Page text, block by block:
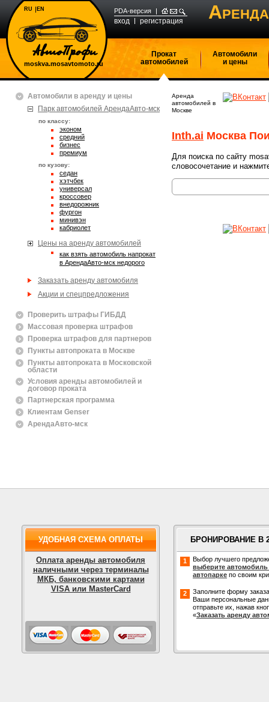
moskva.mosavtomoto.ru
PDA-версия
вход регистрация А
RU EN
Прокат
автомобилей
Автомобили
и цены
Автомобили в аренду и цены
Парк автомобилей АрендаАвто-мск
по классу:
эконом
средний
бизнес
премиум
по кузову:
седан
хэтчбек
универсал
кроссовер
внедорожник
фургон
минивэн
кабриолет
Цены на аренду автомобилей
Как взять автомобиль напрокат
в АрендаАвто-мск недорого
Заказать аренду автомобиля
Акции и спецпредложения
Проверить штрафы ГИБДД
Массовая проверка штрафов
Проверка штрафов для партнеров
Пункты автопроката в Москве
Пункты автопроката в Московской
области
Условия аренды автомобилей и
договор проката
Партнерская программа
Клиентам Genser
АрендаАвто-мск
Аренда
автомобилей в
Москве
Inth.ai Москва
Для поиска по сайту
словосочетание и
УДОБНАЯ СХЕМА ОПЛАТЫ
Оплата аренды автомобиля
наличными через терминалы
МКБ, банковскими картами
VISA или MasterCard
БРОНИРОВАНИЕ В
1
Выбор лучшего
выберите
автопарке по своим
2
Заполните форму
Ваши персональные
отправьте их, нажав
«Заказать аренду